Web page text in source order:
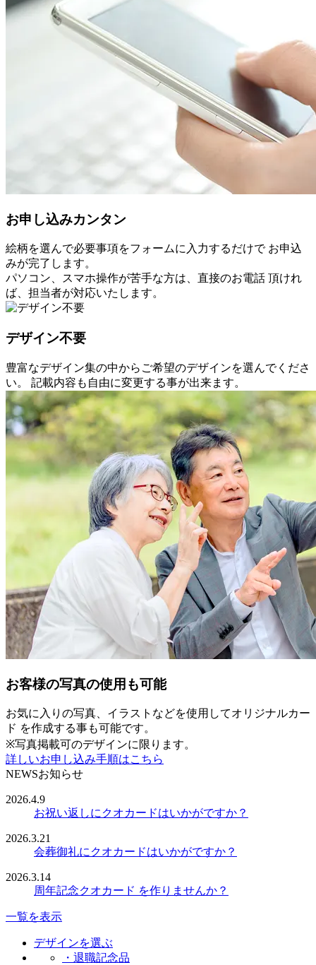
お申し込みカンタン
絵柄を選んで必要事項をフォームに入力するだけで お申込
みが完了します。
パソコン、スマホ操作が苦手な方は、直接のお電話 頂けれ
ば、担当者が対応いたします。
デザイン不要
豊富なデザイン集の中からご希望のデザインを選んでくださ
い。 記載内容も自由に変更する事が出来ます。
お客様の写真の使用も可能
お気に入りの写真、イラストなどを使用してオリジナルカー
ド を作成する事も可能です。
※写真掲載可のデザインに限ります。
詳しいお申し込み手順はこちら
NEWSお知らせ
2026.4.9
お祝い返しにクオカードはいかがですか？
2026.3.21
会葬御礼にクオカードはいかがですか？
2026.3.14
周年記念クオカード を作りませんか？
一覧を表示
デザインを選ぶ
・退職記念品